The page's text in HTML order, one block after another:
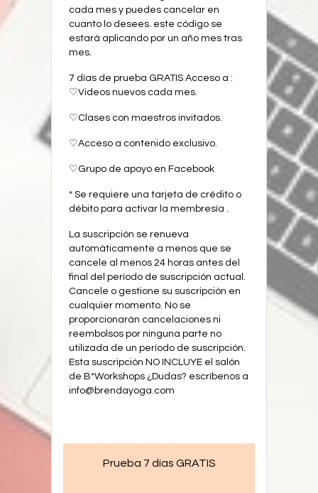
cada mes y puedes cancelar en
cuanto lo desees. este código se
estará aplicando por un año mes tras
mes.
7 días de prueba GRATIS Acceso a :
♡Videos nuevos cada mes.
♡Clases con maestros invitados.
♡Acceso a contenido exclusivo.
♡Grupo de apoyo en Facebook
* Se requiere una tarjeta de crédito o
débito para activar la membresía .
La suscripción se renueva
automáticamente a menos que se
cancele al menos 24 horas antes del
final del período de suscripción actual.
Cancele o gestione su suscripción en
cualquier momento. No se
proporcionarán cancelaciones ni
reembolsos por ninguna parte no
utilizada de un período de suscripción.
Esta suscripción NO INCLUYE el salón
de B*Workshops ¿Dudas? escríbenos a
info@brendayoga.com
Prueba 7 días GRATIS